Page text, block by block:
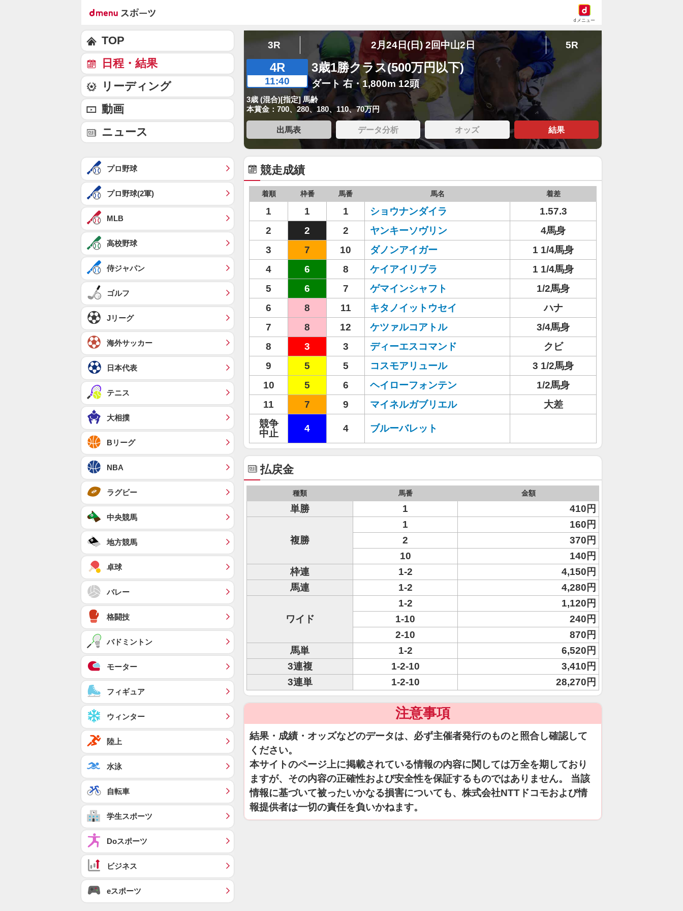
dメニュー
3R 2月24日(日) 2回中山2日 5R
4R
11:40
3歳1勝クラス(500万円以下)
ダート 右・1,800m 12頭
3歳 (混合)[指定] 馬齢
本賞金：700、280、180、110、70万円
出馬表 データ分析 オッズ 結果
競走成績
着順 枠番 馬番 馬名 着差
1 1 1 ショウナンダイラ
1.57.3
2
2 2 ヤンキーソヴリン
4馬身
3
7 10 ダノンアイガー
1 1/4馬身
4
6 8 ケイアイリブラ
1 1/4馬身
5
6 7 ゲマインシャフト
1/2馬身
6
8 11 キタノイットウセイ
ハナ
7
8 12 ケツァルコアトル
3/4馬身
8
3 3 ディーエスコマンド
クビ
9
5 5 コスモアリュール
3 1/2馬身
10
5 6 ヘイローフォンテン
1/2馬身
11
7 9 マイネルガブリエル
大差
競争
中止
4 4 ブルーバレット
払戻金
種類 馬番 金額
単勝 1 410円
複勝
1
160円
2
370円
10
140円
枠連
1-2
4,150円
馬連
1-2 4,280円
ワイド
1-2
1,120円
1-10
240円
2-10
870円
馬単
1-2
6,520円
3連複
1-2-10
3,410円
3連単
1-2-10 28,270円
注意事項
結果・成績・オッズなどのデータは、必ず主催者発行のものと照合し確認して
ください。
本サイトのページ上に掲載されている情報の内容に関しては万全を期しており
ますが、その内容の正確性および安全性を保証するものではありません。 当該
情報に基づいて被ったいかなる損害についても、株式会社NTTドコモおよび情
報提供者は一切の責任を負いかねます。
TOP
日程・結果
リーディング
動画
ニュース
プロ野球
プロ野球(2軍)
MLB
高校野球
侍ジャパン
ゴルフ
Jリーグ
海外サッカー
日本代表
テニス
大相撲
Bリーグ
NBA
ラグビー
中央競馬
地方競馬
卓球
バレー
格闘技
バドミントン
モーター
フィギュア
ウィンター
陸上
水泳
自転車
学生スポーツ
Doスポーツ
ビジネス
eスポーツ